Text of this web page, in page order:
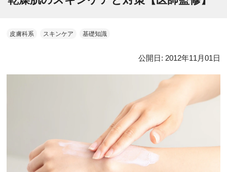
皮膚科系 スキンケア 基礎知識
公開日: 2012年11月01日